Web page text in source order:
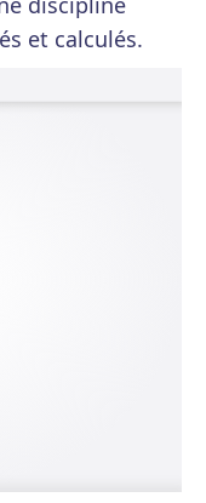
et calculés.